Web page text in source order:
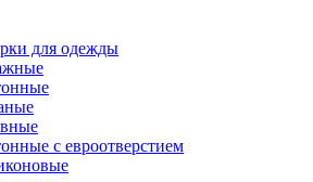
для одежды
с евроотверстием